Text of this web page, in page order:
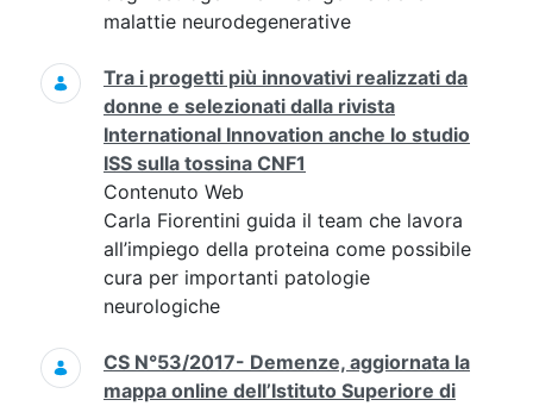
malattie neurodegenerative
Tra i progetti più innovativi realizzati da
donne e selezionati dalla rivista
International Innovation anche lo studio
ISS sulla tossina CNF1
Contenuto Web
Carla Fiorentini guida il team che lavora
all’impiego della proteina come possibile
cura per importanti patologie
neurologiche
CS N°53/2017- Demenze, aggiornata la
mappa online dell’Istituto Superiore di